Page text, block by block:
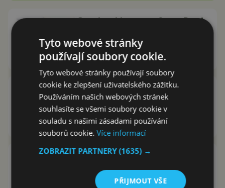
Google reklama pro Super Bowl
nezapomenout
Marek Houser30.1.2020
Z mobilního Chrome zmizí
hlasové vyhledávání. Má ale
dobrého nástupce
Marek Houser17.1.2020
Asistent Google bude umět číst
články na internetu. Podporovat
bude i češtinu
Tyto webové stránky
používají soubory cookie.
Tyto webové stránky používají soubory
cookie ke zlepšení uživatelského zážitku.
Používáním našich webových stránek
souhlasíte se všemi soubory cookie v
souladu s našimi zásadami používání
souborů cookie.Více informací
ZOBRAZIT PARTNERY(1635) →
PŘIJMOUT VŠE